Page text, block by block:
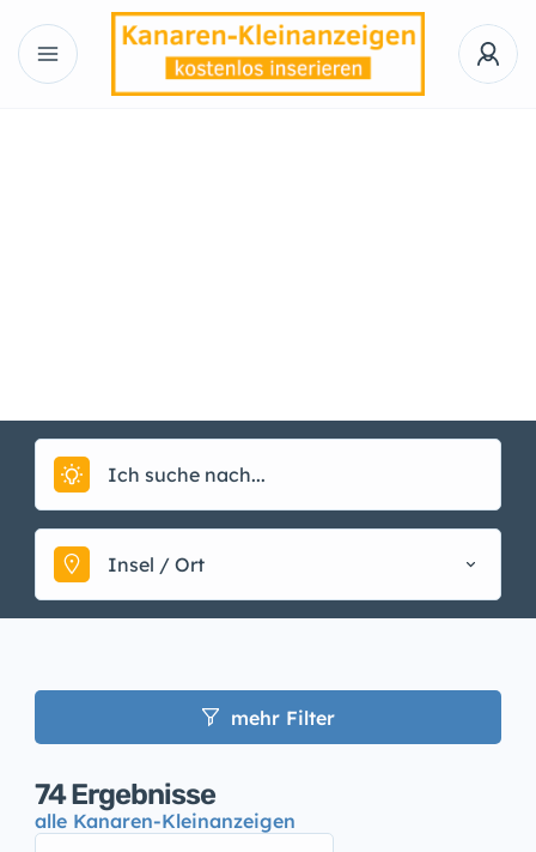
Insel / Ort
mehr Filter
74Ergebnisse
alle Kanaren-Kleinanzeigen